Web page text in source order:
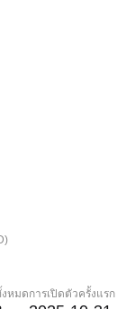
หมดการเปิดตัวครั้งแรก